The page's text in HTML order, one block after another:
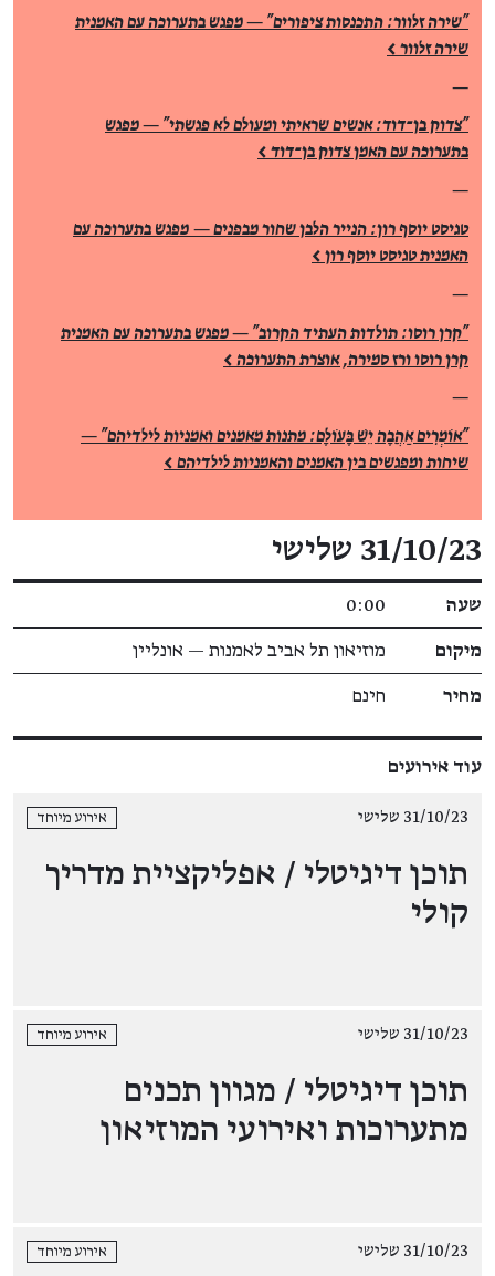
"שירה זלוור: התכנסות ציפורים" — מפגש בתערוכה עם האמנית
שירה זלוור >
—
"צדוק בן־דוד: אנשים שראיתי ומעולם לא פגשתי" — מפגש
בתערוכה עם האמן צדוק בן־דוד >
—
טגיסט יוסף רון: הנייר הלבן שחור מבפנים — מפגש בתערוכה עם
האמנית טגיסט יוסף רון >
—
"קרן רוסו: תולדות העתיד הקרוב" — מפגש בתערוכה עם האמנית
קרן רוסו ורז סמירה, אוצרת התערוכה >
—
"אוֹמְרִים אַהֲבָה יֵשׁ בָּעוֹלָם: מתנות מאמנים ואמניות לילדיהם" —
שיחות ומפגשים בין האמנים והאמניות לילדיהם >
פרטי האירוע
31/10/23 שלישי
שעה 0:00
מיקום מוזיאון תל אביב לאמנות — אונליין
מחיר חינם
עוד אירועים
31/10/23 שלישי אירוע מיוחד
תוכן דיגיטלי / אפליקציית מדריך
קולי
31/10/23 שלישי אירוע מיוחד
תוכן דיגיטלי / מגוון תכנים
מתערוכות ואירועי המוזיאון
31/10/23 שלישי אירוע מיוחד